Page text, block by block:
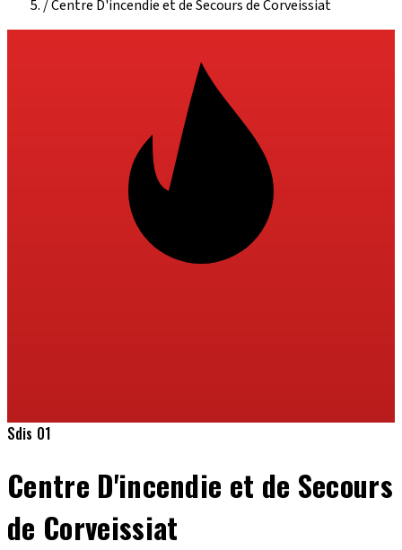
/Centre D'incendie et de Secours de Corveissiat
Sdis 01
Centre D'incendie et de Secours
de Corveissiat